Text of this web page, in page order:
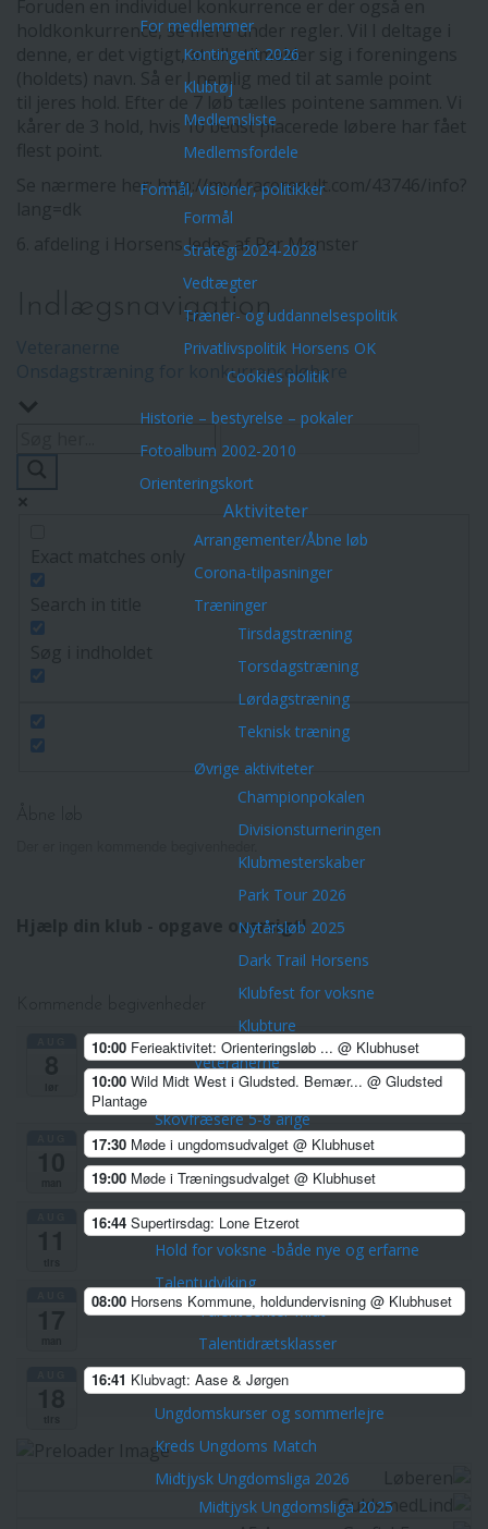
For medlemmer
Kontingent 2026
Klubtøj
Medlemsliste
Medlemsfordele
Formål, visioner, politikker
Formål
Strategi 2024-2028
Vedtægter
Træner- og uddannelsespolitik
Privatlivspolitik Horsens OK
Cookies politik
Historie – bestyrelse – pokaler
Fotoalbum 2002-2010
Orienteringskort
Aktiviteter
Arrangementer/Åbne løb
Corona-tilpasninger
Træninger
Tirsdagstræning
Torsdagstræning
Lørdagstræning
Teknisk træning
Øvrige aktiviteter
Championpokalen
Divisionsturneringen
Klubmesterskaber
Park Tour 2026
Nytårsløb 2025
Dark Trail Horsens
Klubfest for voksne
Klubture
Veteranerne
Børn & Unge
Skovfræsere 5-8 årige
Stifindere 9-11 år
Konkurrenceløbere 12-14 år
Unge ca. 15-21 år
Hold for voksne -både nye og erfarne
Talentudviking
TalentCenter Midt
Talentidrætsklasser
Sportscollege Horsens
Ungdomskurser og sommerlejre
Kreds Ungdoms Match
Midtjysk Ungdomsliga 2026
Midtjysk Ungdomsliga 2025
holdkonkurrence, se mere under regler. Vil I deltage i
denne, er det vigtigt, at alle tilmelder sig i foreningens
(holdets) navn. Så er I nemlig med til at samle point
til jeres hold. Efter de 7 løb tælles pointene sammen. Vi
kårer de 3 hold, hvis 10 bedst placerede løbere har fået
Se nærmere her: http://my4.raceresult.com/43746/info?
6. afdeling i Horsens ledes af Per Mønster
Indlægsnavigation
Onsdagstræning for konkurrenceløbere
Hjælp din klub - opgave oversigt!
10:00 Ferieaktivitet: Orienteringsløb ... @ Klubhuset
10:00 Wild Midt West i Gludsted. Bemær... @ Gludsted
Plantage
17:30 Møde i ungdomsudvalget @ Klubhuset
19:00 Møde i Træningsudvalget @ Klubhuset
16:44 Supertirsdag: Lone Etzerot
08:00 Horsens Kommune, holdundervisning @ Klubhuset
16:41 Klubvagt: Aase & Jørgen